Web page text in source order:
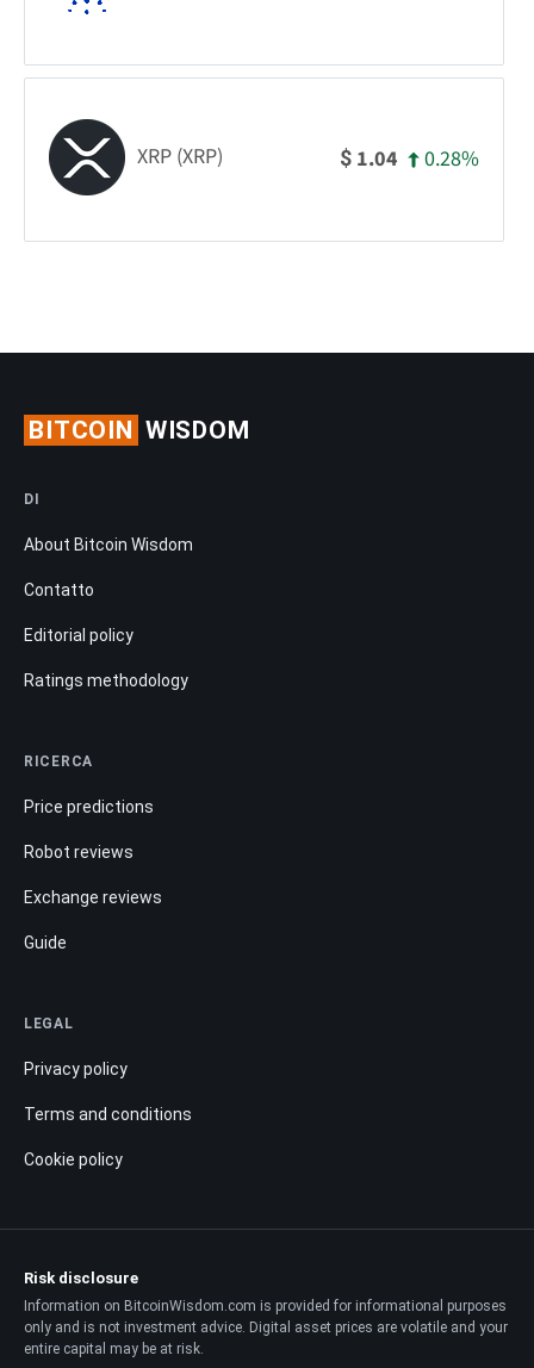
XRP (XRP) $ 1.04 0.28%
BITCOIN WISDOM
DI
About Bitcoin Wisdom
Contatto
Editorial policy
Ratings methodology
RICERCA
Price predictions
Robot reviews
Exchange reviews
Guide
LEGAL
Privacy policy
Terms and conditions
Cookie policy
Risk disclosure
Information on BitcoinWisdom.com is provided for informational purposes
only and is not investment advice. Digital asset prices are volatile and your
entire capital may be at risk.